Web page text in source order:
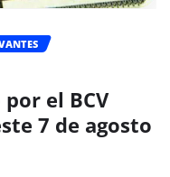
el BCV
7 de agosto